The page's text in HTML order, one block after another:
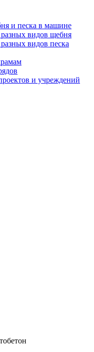
и песка в машине
видов щебня
видов песка
и учреждений